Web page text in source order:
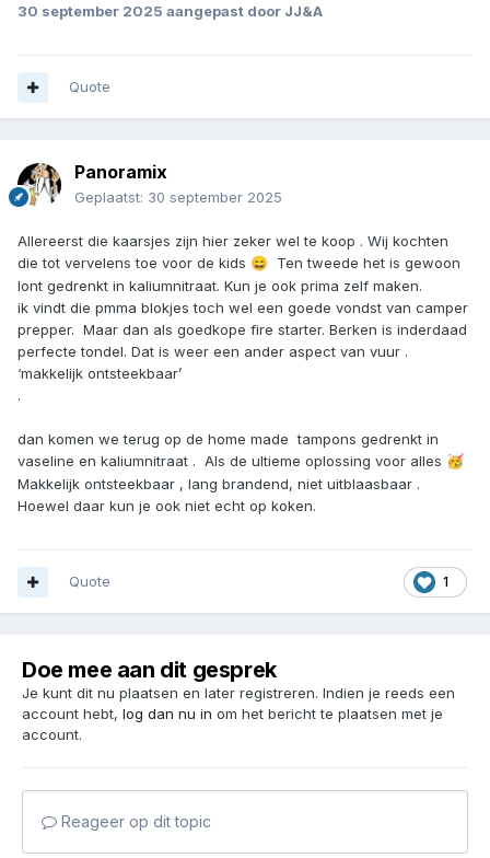
30 september 2025 aangepast door JJ&A
Quote
Panoramix
Geplaatst: 30 september 2025
Allereerst die kaarsjes zijn hier zeker wel te koop . Wij kochten
die tot vervelens toe voor de kids 😄 Ten tweede het is gewoon
lont gedrenkt in kaliumnitraat. Kun je ook prima zelf maken.
ik vindt die pmma blokjes toch wel een goede vondst van camper
prepper. Maar dan als goedkope fire starter. Berken is inderdaad
perfecte tondel. Dat is weer een ander aspect van vuur .
‘makkelijk ontsteekbaar’
.
dan komen we terug op de home made tampons gedrenkt in
vaseline en kaliumnitraat . Als de ultieme oplossing voor alles 🥳
Makkelijk ontsteekbaar , lang brandend, niet uitblaasbaar .
Hoewel daar kun je ook niet echt op koken.
1
Quote
Doe mee aan dit gesprek
Je kunt dit nu plaatsen en later registreren. Indien je reeds een
account hebt, log dan nu in om het bericht te plaatsen met je
account.
Reageer op dit topic